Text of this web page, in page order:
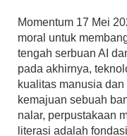
Momentum 17 Mei
moral untuk
tengah serbuan AI
pada akhirnya,
kualitas manusia
kemajuan sebuah
nalar, perpustakaan
literasi adalah